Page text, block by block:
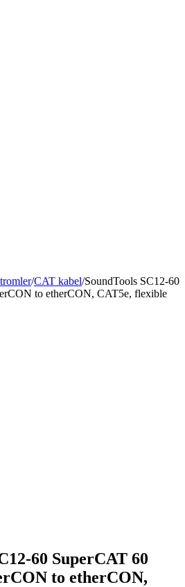
/CAT kabel/SoundTools SC12-60
to etherCON, CAT5e, flexible
60 SuperCAT 60
to etherCON,